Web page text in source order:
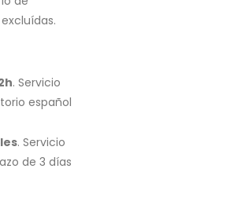
. Servicio
español
. Servicio
de 3 días